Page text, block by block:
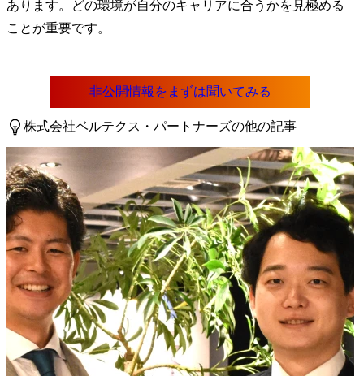
あります。どの環境が自分のキャリアに合うかを見極める
ことが重要です。
株式会社ベルテクス・パートナーズの他の記事